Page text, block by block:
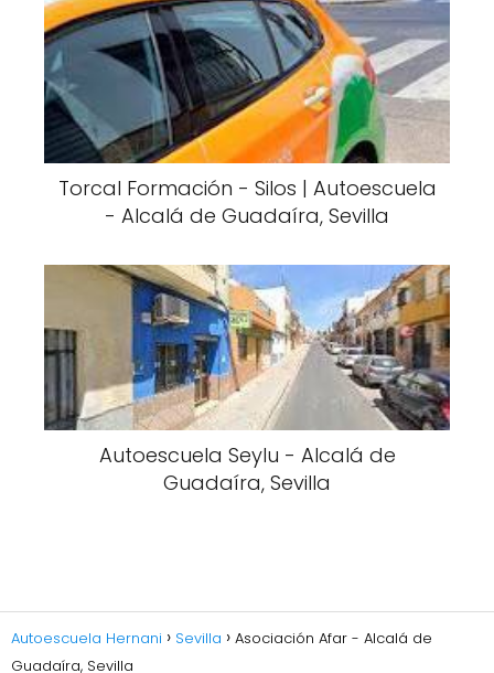
Torcal Formación - Silos | Autoescuela
- Alcalá de Guadaíra, Sevilla
Autoescuela Seylu - Alcalá de
Guadaíra, Sevilla
Autoescuela Hernani Sevilla
Asociación Afar - Alcalá de
Guadaíra, Sevilla